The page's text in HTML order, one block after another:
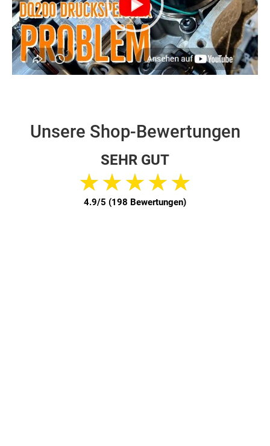
Unsere Shop-Bewertungen
SEHR GUT
★★★★★
4.9/5 (198 Bewertungen)